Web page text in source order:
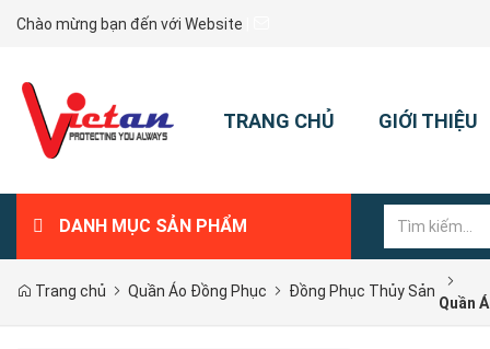
Chào mừng bạn đến với Website
TRANG CHỦ GIỚI THIỆU
DANH MỤC SẢN PHẨM
Trang chủ Quần Áo Đồng Phục Đồng Phục Thủy Sản
Quần